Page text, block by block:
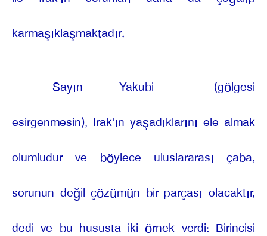
karmaşıklaşmaktadır.
Sayın Yakubi
(gölgesi
esirgenmesin), Irak'ın yaşadıklarını ele almak
olumludur ve böylece uluslararası çaba,
sorunun değil çözümün bir parçası olacaktır,
dedi ve bu hususta iki örnek verdi: Birincisi